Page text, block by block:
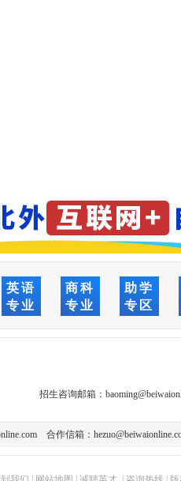
英语
专业
商科
专业
助学
专区
招生咨询邮箱：
合作信箱：